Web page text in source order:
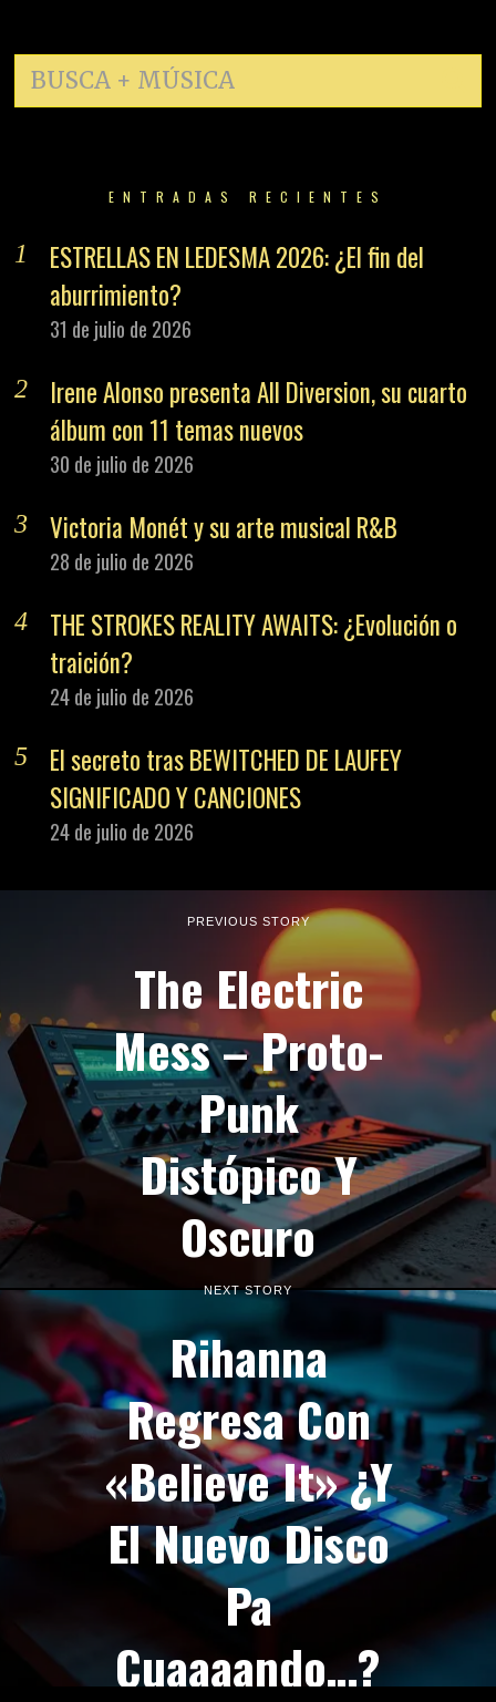
ENTRADAS RECIENTES
ESTRELLAS EN LEDESMA 2026: ¿El fin del
aburrimiento?
31 de julio de 2026
Irene Alonso presenta All Diversion, su cuarto
álbum con 11 temas nuevos
30 de julio de 2026
Victoria Monét y su arte musical R&B
28 de julio de 2026
THE STROKES REALITY AWAITS: ¿Evolución o
traición?
24 de julio de 2026
El secreto tras BEWITCHED DE LAUFEY
SIGNIFICADO Y CANCIONES
24 de julio de 2026
PREVIOUS STORY
The Electric
Mess – Proto-
Punk
Distópico Y
Oscuro
NEXT STORY
Rihanna
Regresa Con
«Believe It» ¿Y
El Nuevo Disco
Pa
Cuaaaando…?